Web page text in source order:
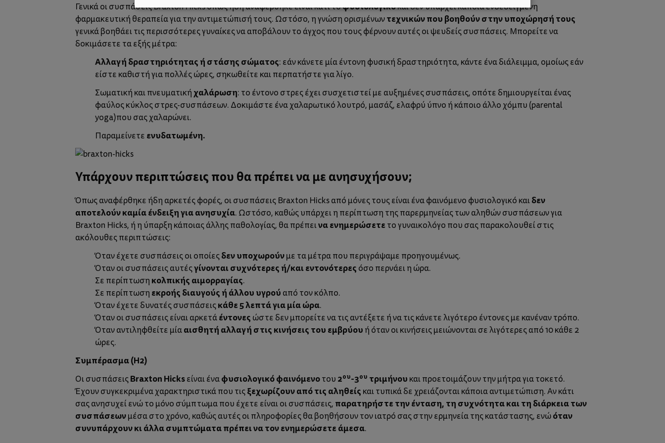
Γενικά οι συσπάσεις Braxton Hicks όπως ήδη αναφέρθηκε είναι κάτι τοφυσιολογικόκαι δεν υπάρχει κάποια ενδεδειγμένη
φαρμακευτική θεραπεία για την αντιμετώπισή τους. Ωστόσο, η γνώση ορισμένωντεχνικών που βοηθούν στην υποχώρησή τους
γενικά βοηθάει τις περισσότερες γυναίκες να αποβάλουν το άγχος που τους φέρνουν αυτές οι ψευδείς συσπάσεις. Μπορείτε να
δοκιμάσετε τα εξής μέτρα:
Αλλαγή δραστηριότητας ή στάσης σώματος: εάν κάνετε μία έντονη φυσική δραστηριότητα, κάντε ένα διάλειμμα, ομοίως εάν
είστε καθιστή για πολλές ώρες, σηκωθείτε και περπατήστε για λίγο.
Σωματική και πνευματική χαλάρωση: το έντονο στρες έχει συσχετιστεί με αυξημένες συσπάσεις, οπότε δημιουργείται ένας
φαύλος κύκλος στρες-συσπάσεων. Δοκιμάστε ένα χαλαρωτικό λουτρό, μασάζ, ελαφρύ ύπνο ή κάποιο άλλο χόμπυ (parental
yoga)που σας χαλαρώνει.
Παραμείνετε ενυδατωμένη.
Υπάρχουν περιπτώσεις που θα πρέπει να με ανησυχήσουν;
Όπως αναφέρθηκε ήδη αρκετές φορές, οι συσπάσεις Braxton Hicks από μόνες τους είναι ένα φαινόμενο φυσιολογικό καιδεν
αποτελούν καμία ένδειξη για ανησυχία. Ωστόσο, καθώς υπάρχει η περίπτωση της παρερμηνείας των αληθών συσπάσεων για
Braxton Hicks, ή η ύπαρξη κάποιας άλλης παθολογίας, θα πρέπεινα ενημερώσετε το γυναικολόγο που σας παρακολουθεί στις
ακόλουθες περιπτώσεις:
Όταν έχετε συσπάσεις οι οποίεςδεν υποχωρούνμε τα μέτρα που περιγράψαμε προηγουμένως.
Όταν οι συσπάσεις αυτέςγίνονται συχνότερες ή/και εντονότερες όσο περνάει η ώρα.
Σε περίπτωση κολπικής αιμορραγίας.
Σε περίπτωση εκροής διαυγούς ή άλλου υγρού από τον κόλπο.
Όταν έχετε δυνατές συσπάσειςκάθε 5 λεπτά για μία ώρα.
Όταν οι συσπάσεις είναι αρκετάέντονες ώστε δεν μπορείτε να τις αντέξετε ή να τις κάνετε λιγότερο έντονες με κανέναν τρόπο.
Όταν αντιληφθείτε μίααισθητή αλλαγή στις κινήσεις του εμβρύου ή όταν οι κινήσεις μειώνονται σε λιγότερες από 10 κάθε 2
ώρες.
Συμπέρασμα (H2)
Οι συσπάσειςBraxtonHicksείναι έναφυσιολογικό φαινόμενοτου 2ου-3ου τριμήνου και προετοιμάζουν την μήτρα για τοκετό.
Έχουν συγκεκριμένα χαρακτηριστικά που τιςξεχωρίζουν από τις αληθείς και τυπικά δε χρειάζονται κάποια αντιμετώπιση. Αν κάτι
σας ανησυχεί ενώ το μόνο σύμπτωμα που έχετε είναι οι συσπάσεις, παρατηρήστε την ένταση, τη συχνότητα και τη διάρκεια των
συσπάσεωνμέσα στο χρόνο, καθώς αυτές οι πληροφορίες θα βοηθήσουν τον ιατρό σας στην ερμηνεία της κατάστασης, ενώόταν
συνυπάρχουν κι άλλα συμπτώματα πρέπει να τον ενημερώσετε άμεσα.